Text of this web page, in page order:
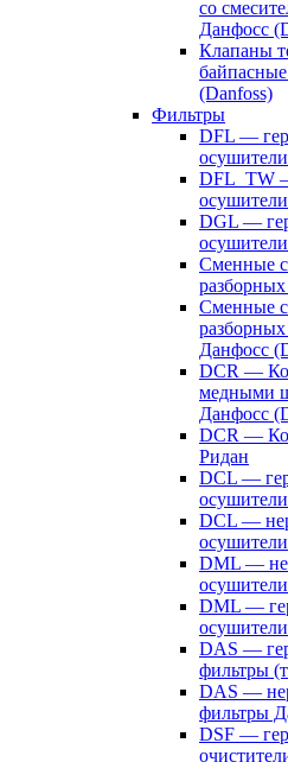
со
Данфосс
Клапаны
(Danfoss)
Фильтры
DFL —
DFL_TW
DGL —
Сменные
Сменные
Данфосс
DCR —
медными
Данфосс
DCR —
Ридан
DCL —
DCL —
DML —
DML —
DAS —
фильтры
DAS —
фильтры
DSF —